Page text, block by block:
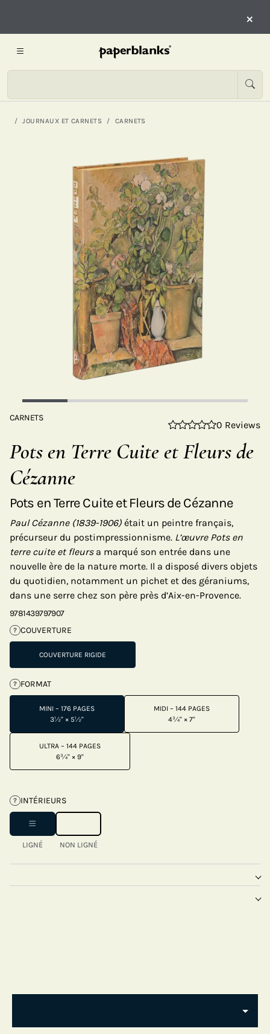
×
JOURNAUX ET CARNETS CARNETS
CARNETS
0 Reviews
Pots en Terre Cuite et Fleurs de
Cézanne
Pots en Terre Cuite et Fleurs de Cézanne
Paul Cézanne (1839-1906) était un peintre français,
précurseur du postimpressionnisme. L’œuvre Pots en
terre cuite et fleursa marqué son entrée dans une
nouvelle ère de la nature morte. Il a disposé divers objets
du quotidien, notamment un pichet et des géraniums,
dans une serre chez son père près d’Aix-en-Provence.
9781439797907
? COUVERTURE
COUVERTURE RIGIDE
? FORMAT
MINI – 176 PAGES
3½" × 5½"
MIDI – 144 PAGES
4¾" × 7"
ULTRA – 144 PAGES
6¾" × 9"
? INTÉRIEURS
LIGNÉ NON LIGNÉ